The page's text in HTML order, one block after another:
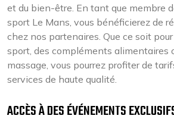
et du bien-être. En tant que membre
sport Le Mans, vous bénéficierez de
chez nos partenaires. Que ce soit
sport, des compléments alimentaires
massage, vous pourrez profiter de
services de haute qualité.
ACCÈS À DES ÉVÉNEMENTS